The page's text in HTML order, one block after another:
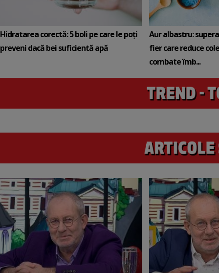
Hidratarea corectă: 5 boli pe care le poți
preveni dacă bei suficientă apă
Aur albastru:
fier care reduce
combate îmb...